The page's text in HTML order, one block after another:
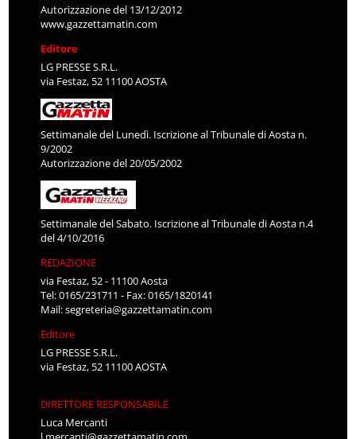
Autorizzazione del 13/12/2012
www.gazzettamatin.com
Editore
LG PRESSE S.R.L.
via Festaz, 52 11100 AOSTA
Settimanale del Lunedì. Iscrizione al Tribunale di Aosta n.
9/2002
Autorizzazione del 20/05/2002
Settimanale del Sabato. Iscrizione al Tribunale di Aosta n.4
del 4/10/2016
REDAZIONE
via Festaz, 52 - 11100 Aosta
Tel: 0165/231711 - Fax: 0165/1820141
Mail:segreteria@gazzettamatin.com
Editore
LG PRESSE S.R.L.
via Festaz, 52 11100 AOSTA
DIRETTORE RESPONSABILE
Luca Mercanti